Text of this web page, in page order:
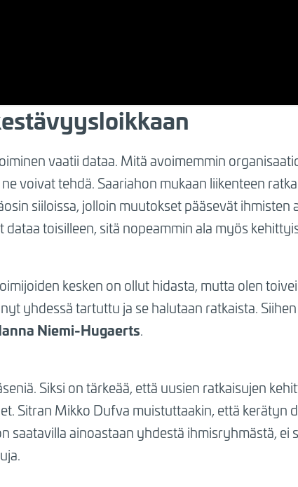
vaatii dataa. Mitä avoimemmin
voivat tehdä. Saariahon mukaan liikenteen
siiloissa, jolloin muutokset pääsevät ihmisten
toisilleen, sitä nopeammin ala myös
kesken on ollut hidasta, mutta olen
yhdessä tartuttu ja se halutaan ratkaista.
Niemi-Hugaerts.
Siksi on tärkeää, että uusien ratkaisujen
Sitran Mikko Dufva muistuttaakin, että kerätyn
saatavilla ainoastaan yhdestä ihmisryhmästä, ei